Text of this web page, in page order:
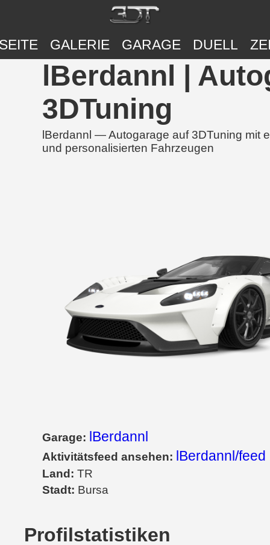
GALERIE GARAGE DUELL
lBerdannl |
3DTuning
lBerdannl — Autogarage auf 3DTuning mit
und personalisierten Fahrzeugen
Garage: lBerdannl
Aktivitätsfeed ansehen: lBerdannl/feed
Land: TR
Stadt: Bursa
Profilstatistiken